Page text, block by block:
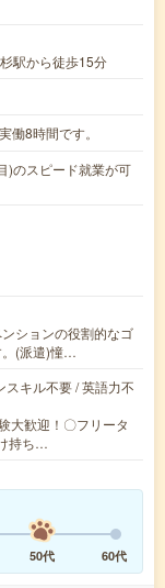
駅から徒歩15分
8時間です。
)のスピード就業が可
ションの役割的なゴ
。(派遣)憧…
スキル不要 / 英語力不
大歓迎！〇フリータ
持ち…
50代 60代